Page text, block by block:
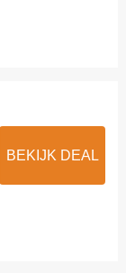
BEKIJK DEAL